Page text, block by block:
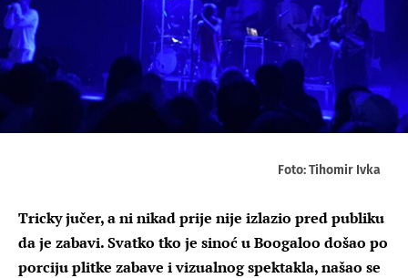
Foto: Tihomir Ivka
Tricky jučer, a ni nikad prije nije izlazio pred publiku
da je zabavi. Svatko tko je sinoć u Boogaloo došao po
porciju plitke zabave i vizualnog spektakla, našao se